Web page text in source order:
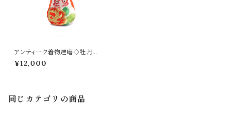
アンティーク着物達磨◇牡丹刺
繍 antique kimono daruma
【約12㎝】
¥12,000
同じカテゴリの商品